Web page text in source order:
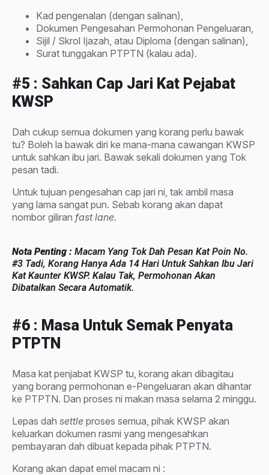
Kad pengenalan (dengan salinan),
Dokumen Pengesahan Permohonan Pengeluaran,
Sijil / Skrol Ijazah, atau Diploma (dengan salinan),
Surat tunggakan PTPTN (kalau ada).
#5 : Sahkan Cap Jari Kat Pejabat
KWSP
Dah cukup semua dokumen yang korang perlu bawak
tu? Boleh la bawak diri ke mana-mana cawangan KWSP
untuk sahkan ibu jari. Bawak sekali dokumen yang Tok
pesan tadi.
Untuk tujuan pengesahan cap jari ni, tak ambil masa
yang lama sangat pun. Sebab korang akan dapat
nombor giliran fast lane.
Nota Penting : Macam Yang Tok Dah Pesan Kat Poin No.
#3 Tadi, Korang Hanya Ada 14 Hari Untuk Sahkan Ibu Jari
Kat Kaunter KWSP. Kalau Tak, Permohonan Akan
Dibatalkan Secara Automatik.
#6 : Masa Untuk Semak Penyata
PTPTN
Masa kat penjabat KWSP tu, korang akan dibagitau
yang borang permohonan e-Pengeluaran akan dihantar
ke PTPTN. Dan proses ni makan masa selama 2 minggu.
Lepas dah settle proses semua, pihak KWSP akan
keluarkan dokumen rasmi yang mengesahkan
pembayaran dah dibuat kepada pihak PTPTN.
Korang akan dapat emel macam ni :